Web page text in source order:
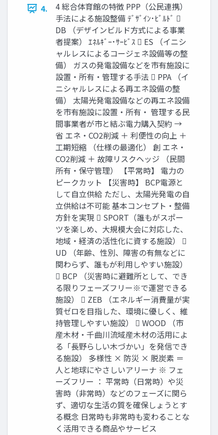
4.
4 総合体育館の特徴 PPP（公民連携）
手法による施設整備 ﾃﾞｻﾞｲﾝ･ﾋﾞﾙﾄﾞ 
DB （デザインビルド方式による事業
者提案） ｴﾈﾙｷﾞｰ･ｻｰﾋﾞｽ  ES （イニシ
ャルレスによるコージェネ設備等の整
備） ガスの発電設備などを市有施設に
設置・所有・管理する手法  PPA （イ
ニシャルレスによる再エネ設備の整
備） 太陽光発電設備などの再エネ設備
を市有施設に設置・所有・ 管理する民
間事業者が市と結ぶ電力購入契約 →
省 エネ・CO2削減 ＋ 利便性の向上 ＋
工期短縮 （仕様の最適化） 創 エネ・
CO2削減 ＋ 故障リスクヘッジ （民間
所有・保守管理） 【平常時】 電力の
ピークカット 【災害時】 BCP電源と
して自立供給 ただし、太陽光発電の自
立供給は不可能 基本コンセプト・整備
方針を実現  SPORT（誰もがスポー
ツを楽しめ、大規模大会に対応した、
地域・経済の活性化に資する施設） 
UD （年齢、性別、障害の有無などに
関わらず、誰もが利用しやすい施設）
 BCP （災害時に避難所として、でき
る限りフェーズフリー※で運営できる
施設）  ZEB （エネルギー消費量が実
質ゼロを目指した、環境に優しく、維
持管理しやすい施設）  WOOD （市
産木材・千曲川流域産木材の活用によ
る「長野らしい木づかい」を発信でき
る施設） 多様性 × 防災 × 脱炭素 ＝
人と地球にやさしいアリーナ ※ フェ
ーズフリー ： 平常時（日常時）や災
害時（非常時）などのフェーズに関ら
ず、適切な生活の質を確保しょうとす
る概念 日常時も非常時も変わることな
く活用できる商品やサービス